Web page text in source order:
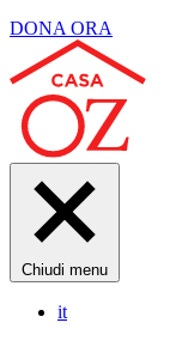
DONA ORA
Chiudi menu
it